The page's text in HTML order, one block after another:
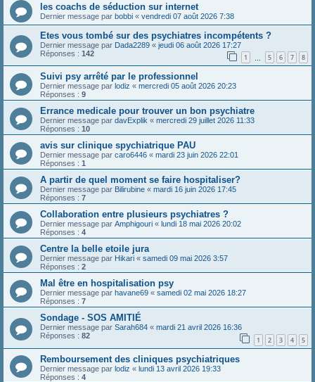
les coachs de séduction sur internet
Dernier message par bobbi « vendredi 07 août 2026 7:38
Etes vous tombé sur des psychiatres incompétents ?
Dernier message par Dada2289 « jeudi 06 août 2026 17:27
Réponses : 142 1 5 6 7 8
Suivi psy arrêté par le professionnel
Dernier message par lodiz « mercredi 05 août 2026 20:23
Réponses : 9
Errance medicale pour trouver un bon psychiatre
Dernier message par davExplik « mercredi 29 juillet 2026 11:33
Réponses : 10
avis sur clinique spychiatrique PAU
Dernier message par caro6446 « mardi 23 juin 2026 22:01
Réponses : 1
A partir de quel moment se faire hospitaliser?
Dernier message par Bilirubine « mardi 16 juin 2026 17:45
Réponses : 7
Collaboration entre plusieurs psychiatres ?
Dernier message par Amphigouri « lundi 18 mai 2026 20:02
Réponses : 4
Centre la belle etoile jura
Dernier message par Hikari « samedi 09 mai 2026 3:57
Réponses : 2
Mal être en hospitalisation psy
Dernier message par havane69 « samedi 02 mai 2026 18:27
Réponses : 7
Sondage - SOS AMITIÉ
Dernier message par Sarah684 « mardi 21 avril 2026 16:36
Réponses : 82 1 2 3 4 5
Remboursement des cliniques psychiatriques
Dernier message par lodiz « lundi 13 avril 2026 19:33
Réponses : 4